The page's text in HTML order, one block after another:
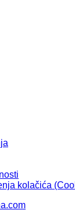
kolačića